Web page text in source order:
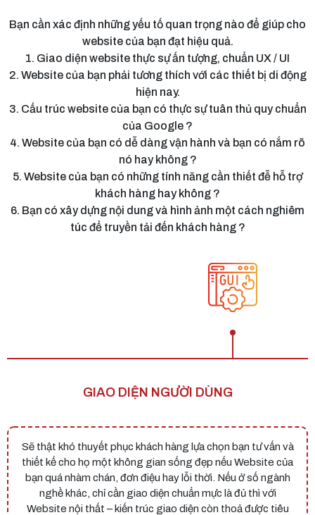
Bạn cần xác định những yếu tố quan trọng nào để giúp cho
website của bạn đạt hiệu quả.
1. Giao diện website thực sự ấn tượng, chuẩn UX / UI
2. Website của bạn phải tương thích với các thiết bị di động
hiện nay.
3. Cấu trúc website của bạn có thực sự tuân thủ quy chuẩn
của Google ?
4. Website của bạn có dễ dàng vận hành và bạn có nắm rõ
nó hay không ?
5. Website của bạn có những tính năng cần thiết đễ hỗ trợ
khách hàng hay không ?
6. Bạn có xây dựng nội dung và hình ảnh một cách nghiêm
túc để truyền tải đến khách hàng ?
GIAO DIỆN NGƯỜI DÙNG
Sẽ thật khó thuyết phục khách hàng lựa chọn bạn tư vấn và
thiết kế cho họ một không gian sống đẹp nếu Website của
bạn quá nhàm chán, đơn điệu hay lỗi thời. Nếu ở số ngành
nghề khác, chỉ cần giao diện chuẩn mực là đủ thì với
Website nội thất – kiến trúc giao diện còn thoả được tiêu
TƯƠNG THÍCH VỚI MỌI THIẾT BỊ TRUY CẬP
CẤU TRÚC & NỘI DUNG CHUẨN SEO
DỄ DÀNG VẬN HÀNH & PHÁT TRIỂN
ĐẦY ĐỦ TÍNH NĂNG CẦN THIẾT
NỘI DUNG & HÌNH ẢNH